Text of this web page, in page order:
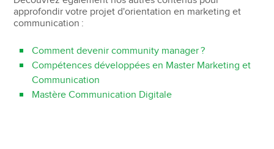
approfondir votre projet d'orientation en marketing et
communication :
Comment devenir community manager ?
Compétences développées en Master Marketing et
Communication
Mastère Communication Digitale